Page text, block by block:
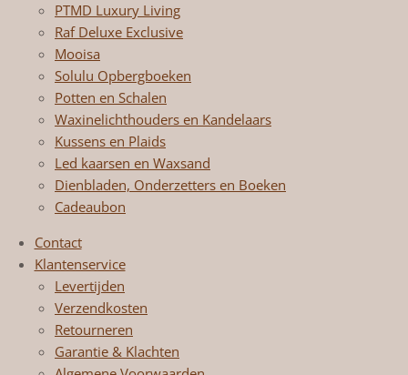
PTMD Luxury Living
Raf Deluxe Exclusive
Mooisa
Solulu Opbergboeken
Potten en Schalen
Waxinelichthouders en Kandelaars
Kussens en Plaids
Led kaarsen en Waxsand
Dienbladen, Onderzetters en Boeken
Cadeaubon
Contact
Klantenservice
Levertijden
Verzendkosten
Retourneren
Garantie & Klachten